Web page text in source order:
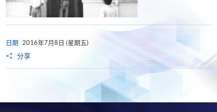
日期 2016年7月8日 (星期五)
分享